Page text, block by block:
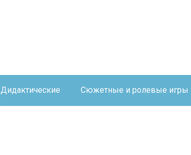
Дидактические Сюжетные и ролевые игры